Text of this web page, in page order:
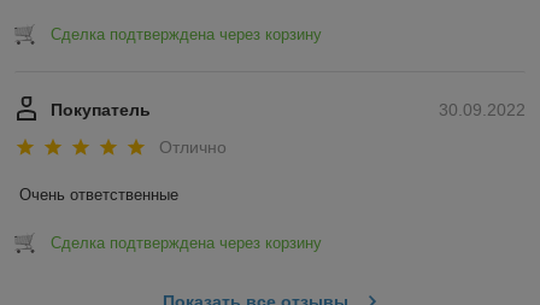
Сделка подтверждена через корзину
30.09.2022
Покупатель
Отлично
Очень ответственные
Сделка подтверждена через корзину